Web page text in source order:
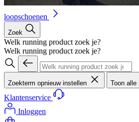
loopschoenen
Zoek
Welk running product zoek je?
Welk running product zoek je?
Zoekterm opnieuw instellen Toon alle
Klantenservice
Inloggen